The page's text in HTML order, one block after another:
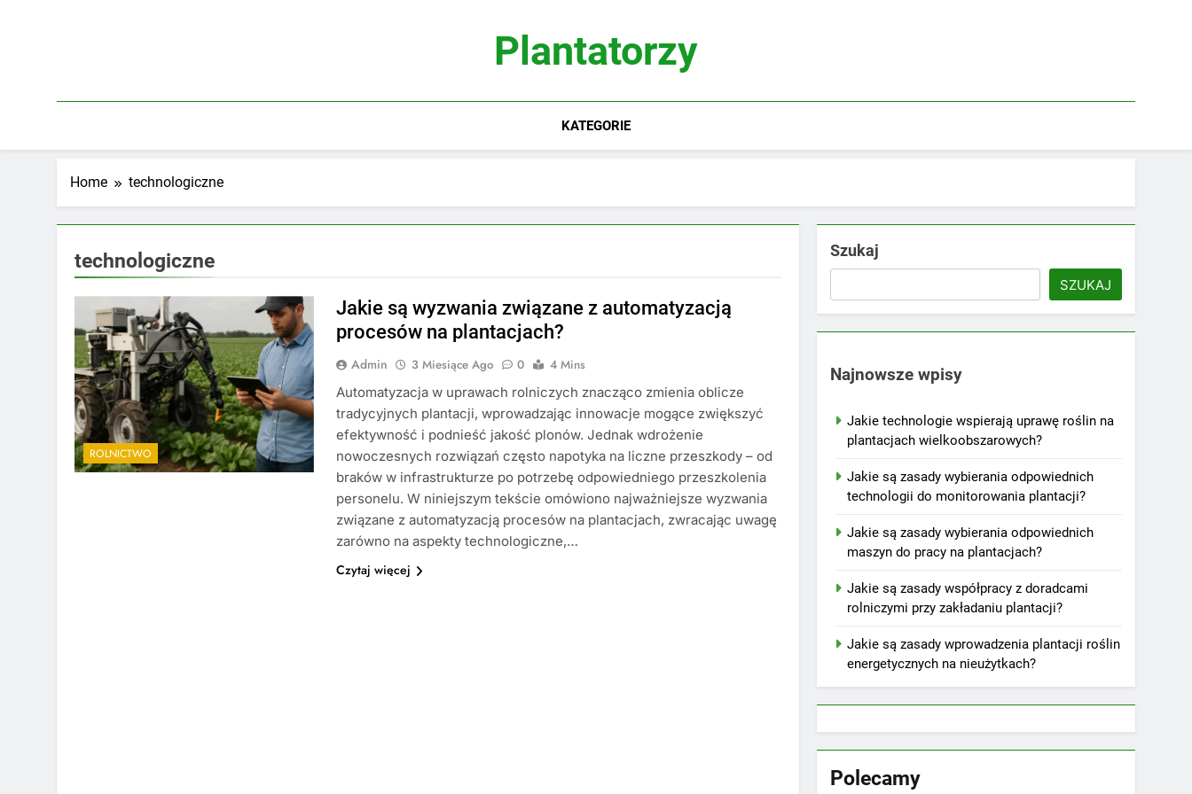
Plantatorzy
KATEGORIE
Home technologiczne
technologiczne
ROLNICTWO
Jakie są wyzwania związane z automatyzacją
procesów na plantacjach?
Admin 3 Miesiące Ago 0
4 Mins
Automatyzacja w uprawach rolniczych znacząco zmienia oblicze
tradycyjnych plantacji, wprowadzając innowacje mogące zwiększyć
efektywność i podnieść jakość plonów. Jednak wdrożenie
nowoczesnych rozwiązań często napotyka na liczne przeszkody – od
braków w infrastrukturze po potrzebę odpowiedniego przeszkolenia
personelu. W niniejszym tekście omówiono najważniejsze wyzwania
związane z automatyzacją procesów na plantacjach, zwracając uwagę
zarówno na aspekty technologiczne,…
Czytaj więcej
Szukaj
SZUKAJ
Najnowsze wpisy
Jakie technologie wspierają uprawę roślin na
plantacjach wielkoobszarowych?
Jakie są zasady wybierania odpowiednich
technologii do monitorowania plantacji?
Jakie są zasady wybierania odpowiednich
maszyn do pracy na plantacjach?
Jakie są zasady współpracy z doradcami
rolniczymi przy zakładaniu plantacji?
Jakie są zasady wprowadzenia plantacji roślin
energetycznych na nieużytkach?
Polecamy